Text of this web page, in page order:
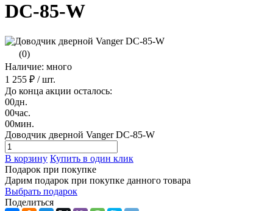
DC-85-W
(0)
Наличие: много
1 255 ₽ / шт.
До конца акции осталось:
00дн.
00час.
00мин.
Доводчик дверной Vanger DC-85-W
В корзину Купить в один клик
Подарок при покупке
Дарим подарок при покупке данного товара
Выбрать подарок
Поделиться